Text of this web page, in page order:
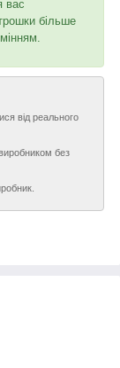
вас
більше
від реального
без